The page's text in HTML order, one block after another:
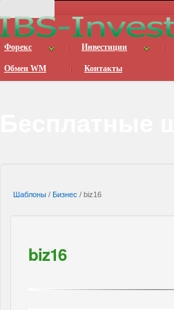
Форекс Инвестиции
Обмен WM Контакты
Шаблоны / Бизнес / biz16
biz16